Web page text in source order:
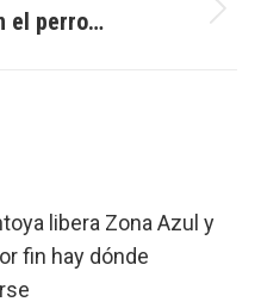
el perro…
libera Zona Azul y
fin hay dónde